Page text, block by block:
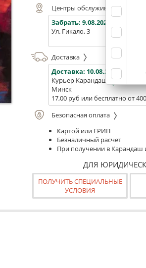
Центры обслуживания,
Забрать: 9.08.2026
Ул. Гикало, 3
Доставка
Доставка: 10.08.2026
Курьер Карандаш
Минск
17,00 руб или бесплатно от
Безопасная оплата
Картой или ЕРИП
Безналичный расчет
При получении в Карандаш
ДЛЯ
ПОЛУЧИТЬ СПЕЦИАЛЬНЫЕ
УСЛОВИЯ